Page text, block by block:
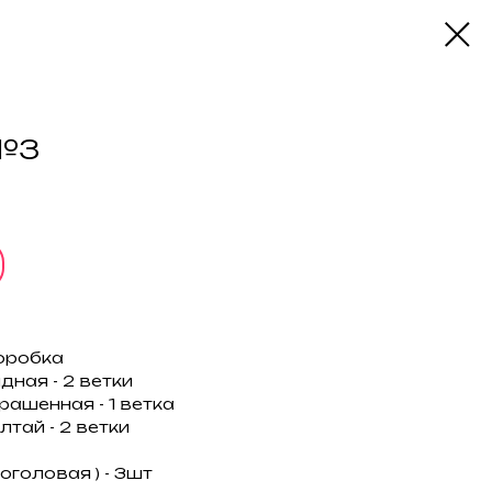
- 2 ветки
- 1 ветка
- 2 ветки
) - 3шт